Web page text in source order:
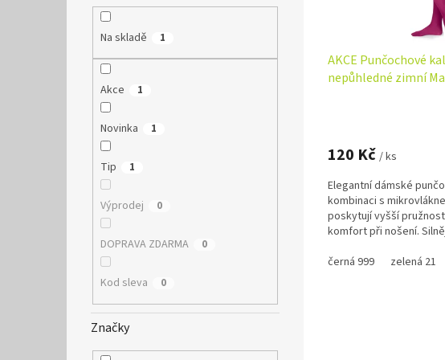
Na skladě 1
Akce 1
Novinka 1
Tip 1
Výprodej 0
DOPRAVA ZDARMA 0
Kod sleva 0
Značky
AKCE Punčochové
nepůhledné zimní
je
z
5
hvězdiček.
120 Kč / ks
Elegantní dámské
kombinaci s
poskytují vyšší
komfort při nošení.
černá 999
zelená 21